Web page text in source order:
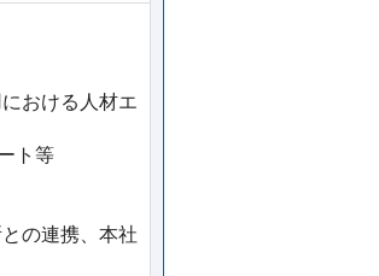
おける人材エ
ト等
の連携、本社